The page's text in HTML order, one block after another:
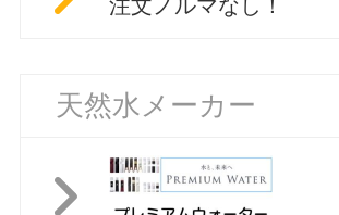
注文ノルマなし！
天然水メーカー